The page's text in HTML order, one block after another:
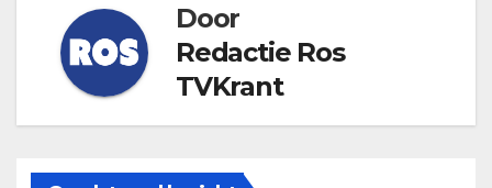
Door
Redactie Ros
TVKrant